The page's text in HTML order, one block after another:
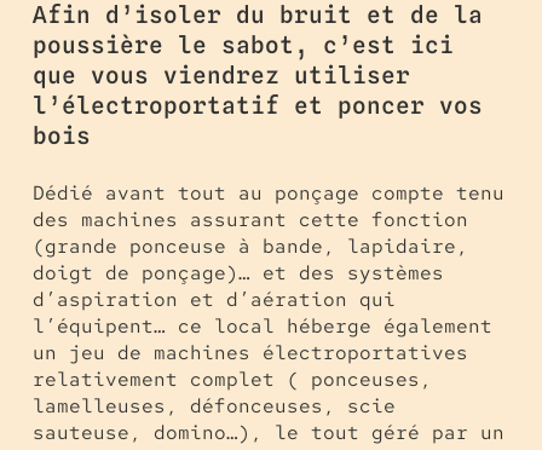
Afin d’isoler du bruit et de la
poussière le sabot, c’est ici
que vous viendrez utiliser
l’électroportatif et poncer vos
bois
Dédié avant tout au ponçage compte tenu
des machines assurant cette fonction
(grande ponceuse à bande, lapidaire,
doigt de ponçage)… et des systèmes
d’aspiration et d’aération qui
l’équipent… ce local héberge également
un jeu de machines électroportatives
relativement complet ( ponceuses,
lamelleuses, défonceuses, scie
sauteuse, domino…), le tout géré par un